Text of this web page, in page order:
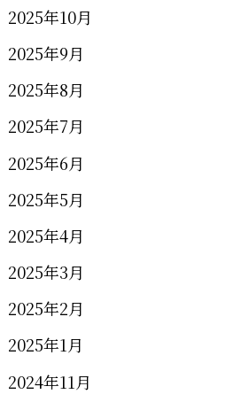
2025年10月
2025年9月
2025年8月
2025年7月
2025年6月
2025年5月
2025年4月
2025年3月
2025年2月
2025年1月
2024年11月